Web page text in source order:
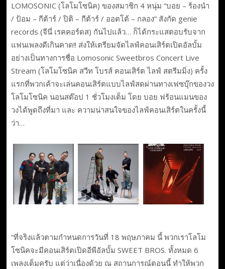
LOMOSONIC (โลโมโซนิค) ของสมาชิก 4 หนุ่ม “บอย – ร้องนำ
/ ป้อม – กีต้าร์ / ปิติ – กีต้าร์ / ออตโต้ – กลอง” สังกัด genie
records (จีนี่ เรคคอร์ดส) กันไปแล้ว… ก็ได้กระแสตอบรับจาก
แฟนเพลงดีเกินคาด!! ส่งให้เตรียมจัดไลฟ์คอนเสิร์ตเปิดอัลบั้ม
อย่างเป็นทางการชื่อ Lomosonic Sweetbros Concert Live
Stream (โลโมโซนิค สวีท โบรส์ คอนเสิร์ต ไลฟ์ สตรีมมิ่ง) ครั้ง
แรกที่พวกเค้าจะเล่นคอนเสิร์ตแบบไลฟ์สดผ่านทางเฟซบุ๊กของวง
โลโมโซนิค นอนสต๊อป 1 ชั่วโมงเต็ม โดย บอย ฟร้อนแมนของ
วงได้พูดถึงที่มา และ ความน่าสนใจของไลฟ์คอนเสิร์ตในครั้งนี้
ว่า…
“ที่จริงแล้วตามกำหนดการวันที่ 18 พฤษภาคม นี้ พวกเราโลโม
โซนิคจะมีคอนเสิร์ตเปิดอีพีอัลบั้ม SWEET BROS. ทั้งหมด 6
เพลงเต็มครับ แต่ว่าเนื่องด้วย ณ สถานการณ์ตอนนี้ ทำให้พวก